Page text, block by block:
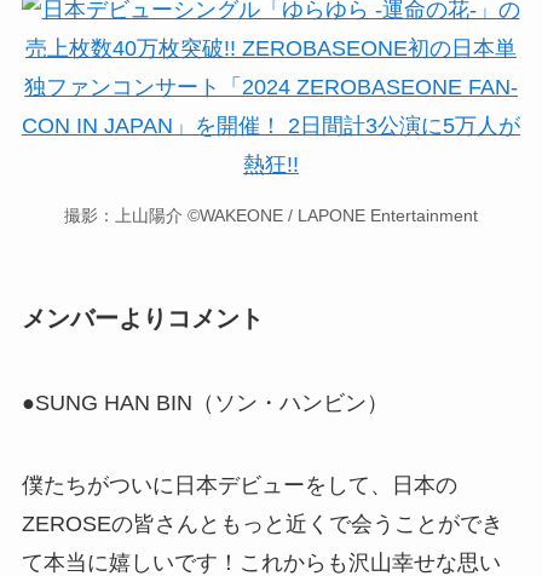
撮影：上山陽介 ©WAKEONE / LAPONE Entertainment
メンバーよりコメント
●SUNG HAN BIN（ソン・ハンビン）
僕たちがついに日本デビューをして、日本の
ZEROSEの皆さんともっと近くで会うことができ
て本当に嬉しいです！これからも沢山幸せな思い